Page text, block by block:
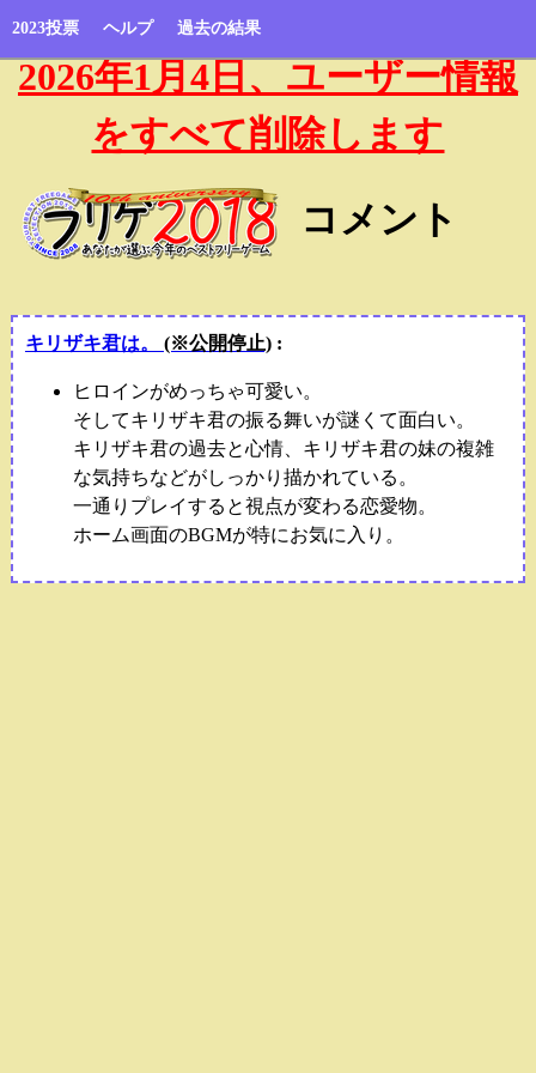
2023投票 ヘルプ 過去の結果
2026年1月4日、ユーザー情報
をすべて削除します
コメント
キリザキ君は。 (※公開停止):
ヒロインがめっちゃ可愛い。
そしてキリザキ君の振る舞いが謎くて面白い。
キリザキ君の過去と心情、キリザキ君の妹の複雑
な気持ちなどがしっかり描かれている。
一通りプレイすると視点が変わる恋愛物。
ホーム画面のBGMが特にお気に入り。